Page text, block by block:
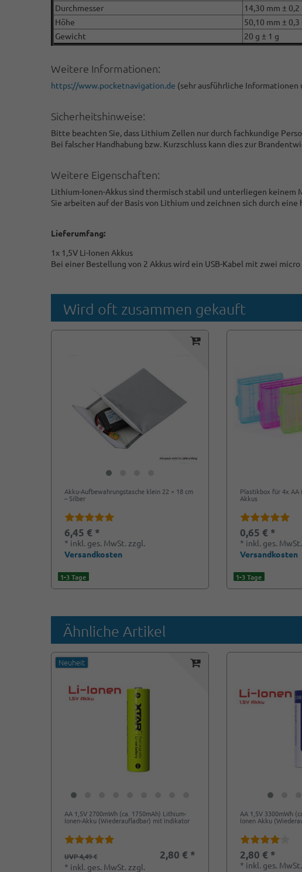
Durchmesser
14,30 mm ± 0,2
Höhe
50,10 mm ± 0,3
Gewicht
20 g ± 1 g
Weitere Informationen:
https://www.pocketnavigation.de (sehr ausführliche Informationen
Sicherheitshinweise:
Bitte beachten Sie, dass Lithium Zellen nur durch fachkundige
Bei falscher Handhabung bzw. Kurzschluss kann dies zur
Weitere Eigenschaften:
Lithium-Ionen-Akkus sind thermisch stabil und unterliegen keinem
Sie arbeiten auf der Basis von Lithium und zeichnen sich durch eine
Lieferumfang:
1x 1,5V Li-Ionen Akkus
Bei einer Bestellung von 2 Akkus wird ein USB-Kabel mit zwei
Wird oft zusammen gekauft
Akku-Aufbewahrungstasche klein 22 × 18 cm
– Silber
6,45 € *
* inkl. ges. MwSt. zzgl.
Versandkosten
1-3 Tage
Plastikbox für 4x AA
Akkus
0,65 € *
* inkl. ges. MwSt.
Versandkosten
1-3 Tage
Ähnliche Artikel
Neuheit
AA 1,5V 2700mWh (ca. 1750mAh) Lithium-
Ionen-Akku (Wiederaufladbar) mit Indikator
UVP 4,49 € 2,80 € *
* inkl. ges. MwSt. zzgl.
AA 1,5V 3300mWh
Ionen Akku
2,80 € *
* inkl. ges. MwSt.